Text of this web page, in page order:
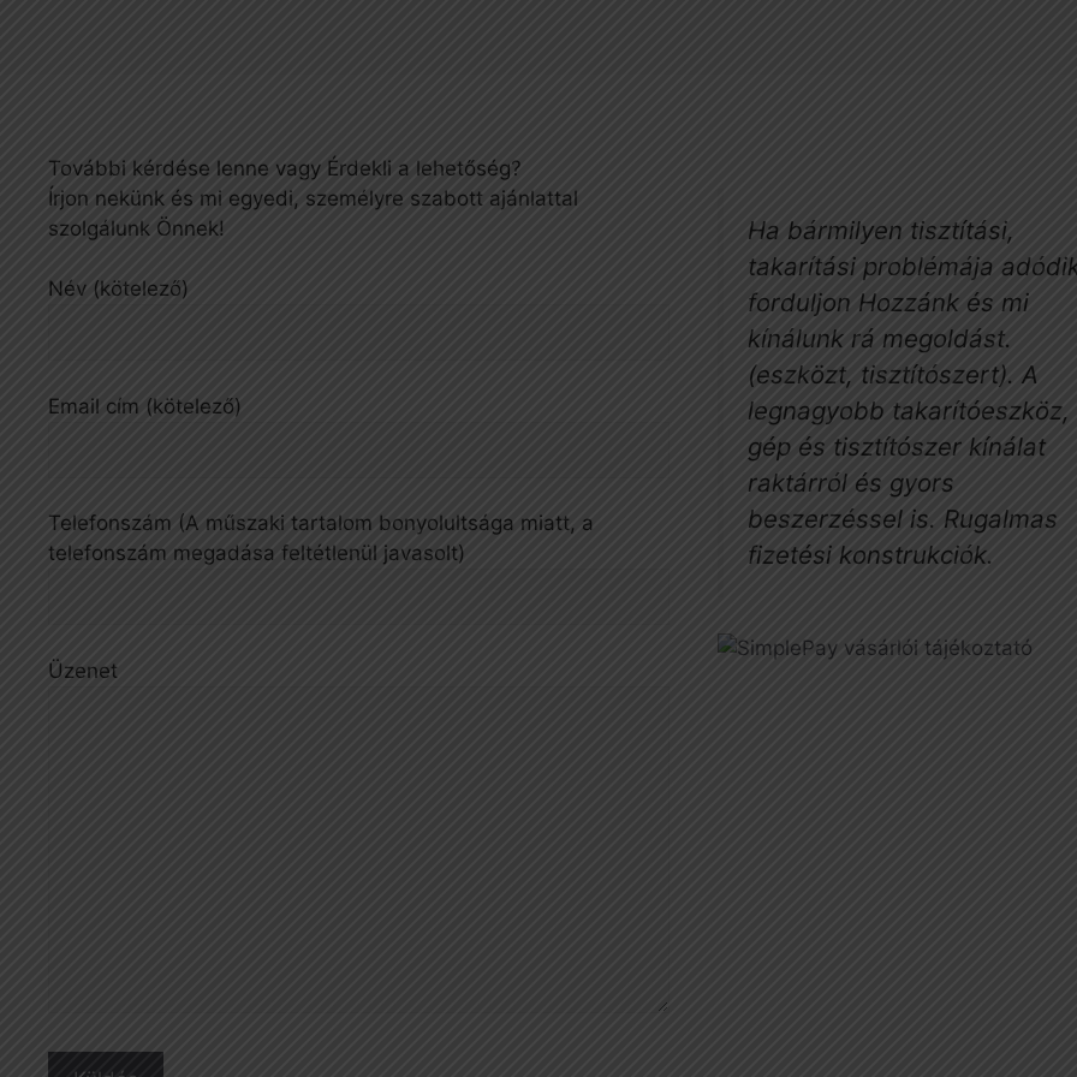
További kérdése lenne vagy Érdekli a lehetőség?
Írjon nekünk és mi egyedi, személyre szabott ajánlattal
szolgálunk Önnek!
Név (kötelező)
Email cím (kötelező)
Telefonszám (A műszaki tartalom bonyolultsága miatt, a
telefonszám megadása feltétlenül javasolt)
Üzenet
Ha bármilyen tisztítási,
takarítási problémája
forduljon Hozzánk és mi
kínálunk rá megoldást.
(eszközt, tisztítószert). A
legnagyobb takarítóeszköz,
gép és tisztítószer kínálat
raktárról és gyors
beszerzéssel is. Rugalmas
fizetési konstrukciók.